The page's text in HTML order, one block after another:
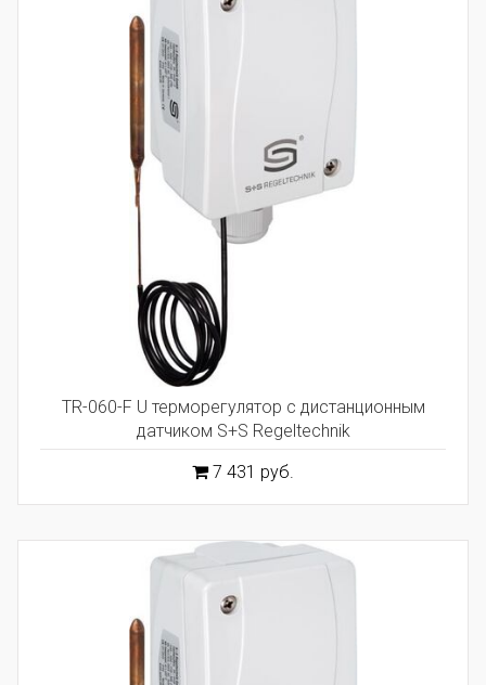
TR-060-F U терморегулятор с дистанционным
датчиком S+S Regeltechnik
7 431 руб.